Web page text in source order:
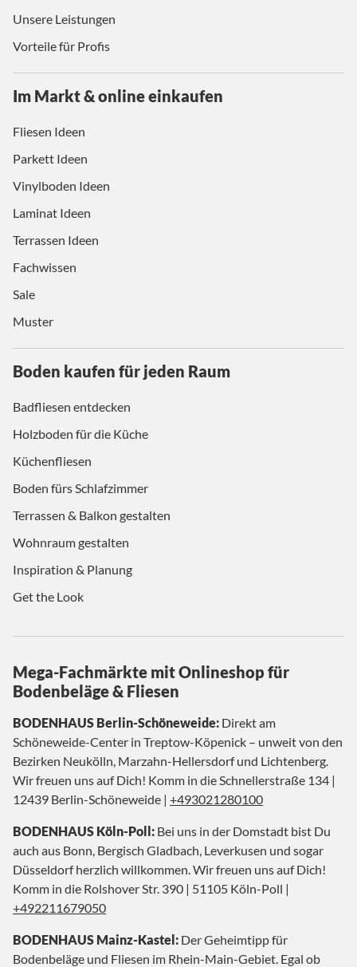
Unsere Leistungen
Vorteile für Profis
Im Markt & online einkaufen
Fliesen Ideen
Parkett Ideen
Vinylboden Ideen
Laminat Ideen
Terrassen Ideen
Fachwissen
Sale
Muster
Boden kaufen für jeden Raum
Badfliesen entdecken
Holzboden für die Küche
Küchenfliesen
Boden fürs Schlafzimmer
Terrassen & Balkon gestalten
Wohnraum gestalten
Inspiration & Planung
Get the Look
Mega-Fachmärkte mit Onlineshop für
Bodenbeläge & Fliesen
BODENHAUS Berlin-Schöneweide: Direkt am
Schöneweide-Center in Treptow-Köpenick – unweit von den
Bezirken Neukölln, Marzahn-Hellersdorf und Lichtenberg.
Wir freuen uns auf Dich! Komm in die Schnellerstraße 134 |
12439 Berlin-Schöneweide | +493021280100
BODENHAUS Köln-Poll: Bei uns in der Domstadt bist Du
auch aus Bonn, Bergisch Gladbach, Leverkusen und sogar
Düsseldorf herzlich willkommen. Wir freuen uns auf Dich!
Komm in die Rolshover Str. 390 | 51105 Köln-Poll |
+492211679050
BODENHAUS Mainz-Kastel: Der Geheimtipp für
Bodenbeläge und Fliesen im Rhein-Main-Gebiet. Egal ob